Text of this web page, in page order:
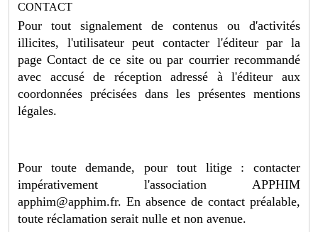
CONTACT
Pour tout signalement de contenus ou d'activités
illicites, l'utilisateur peut contacter l'éditeur par la
page Contact de ce site ou par courrier recommandé
avec accusé de réception adressé à l'éditeur aux
coordonnées précisées dans les présentes mentions
légales.
Pour toute demande, pour tout litige : contacter
impérativement l'association APPHIM
apphim@apphim.fr. En absence de contact préalable,
toute réclamation serait nulle et non avenue.